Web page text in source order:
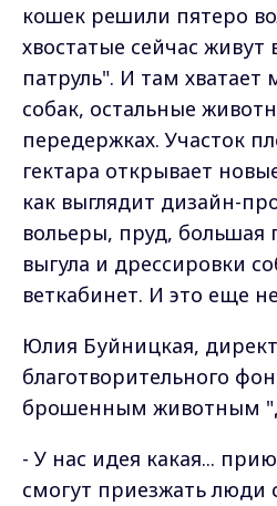
кошек решили пятеро
хвостатые сейчас
патруль". И там хватает
собак, остальные
передержках. Участок
гектара открывает
как выглядит дизайн-
вольеры, пруд, большая
выгула и дрессировки
веткабинет. И это еще
Юлия Буйницкая,
благотворительного
брошенным животным
- У нас идея какая...
смогут приезжать люди